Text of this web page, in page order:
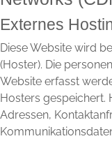
Externes
Diese Website wird
(Hoster). Die
Website erfasst
Hosters gespeichert.
Adressen,